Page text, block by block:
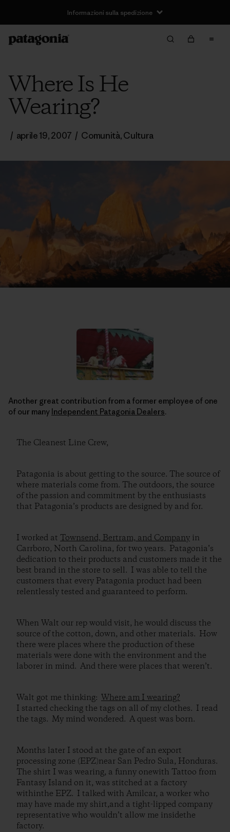
Informazioni sulla spedizione
Where Is He
Wearing?
/ aprile 19, 2007 / Comunità,Cultura
Another great contribution from a former employee of one
of our many Independent Patagonia Dealers.
The Cleanest Line Crew,
Patagonia is about getting to the source. The source of
where materials come from. The outdoors, the source
of the passion and commitment by the enthusiasts
that Patagonia’s products are designed by and for.
I worked at Townsend, Bertram, and Company in
Carrboro, North Carolina, for two years. Patagonia’s
dedication to their products and customers made it the
best brand in the store to sell. I was able to tell the
customers that every Patagonia product had been
relentlessly tested and guaranteed to perform.
When Walt our rep would visit, he would discuss the
source of the cotton, down, and other materials. How
there were places where the production of these
materials were done with the environment and the
laborer in mind. And there were places that weren’t.
Walt got me thinking: Where am I wearing?
I started checking the tags on all of my clothes. I read
the tags. My mind wondered. A quest was born.
Months later I stood at the gate of an export
processing zone (EPZ)near San Pedro Sula, Honduras.
The shirt I was wearing, a funny onewith Tattoo from
Fantasy Island on it, was stitched at a factory
withinthe EPZ. I talked with Amilcar, a worker who
may have made my shirt,and a tight-lipped company
representative who wouldn’t allow me insidethe
factory.